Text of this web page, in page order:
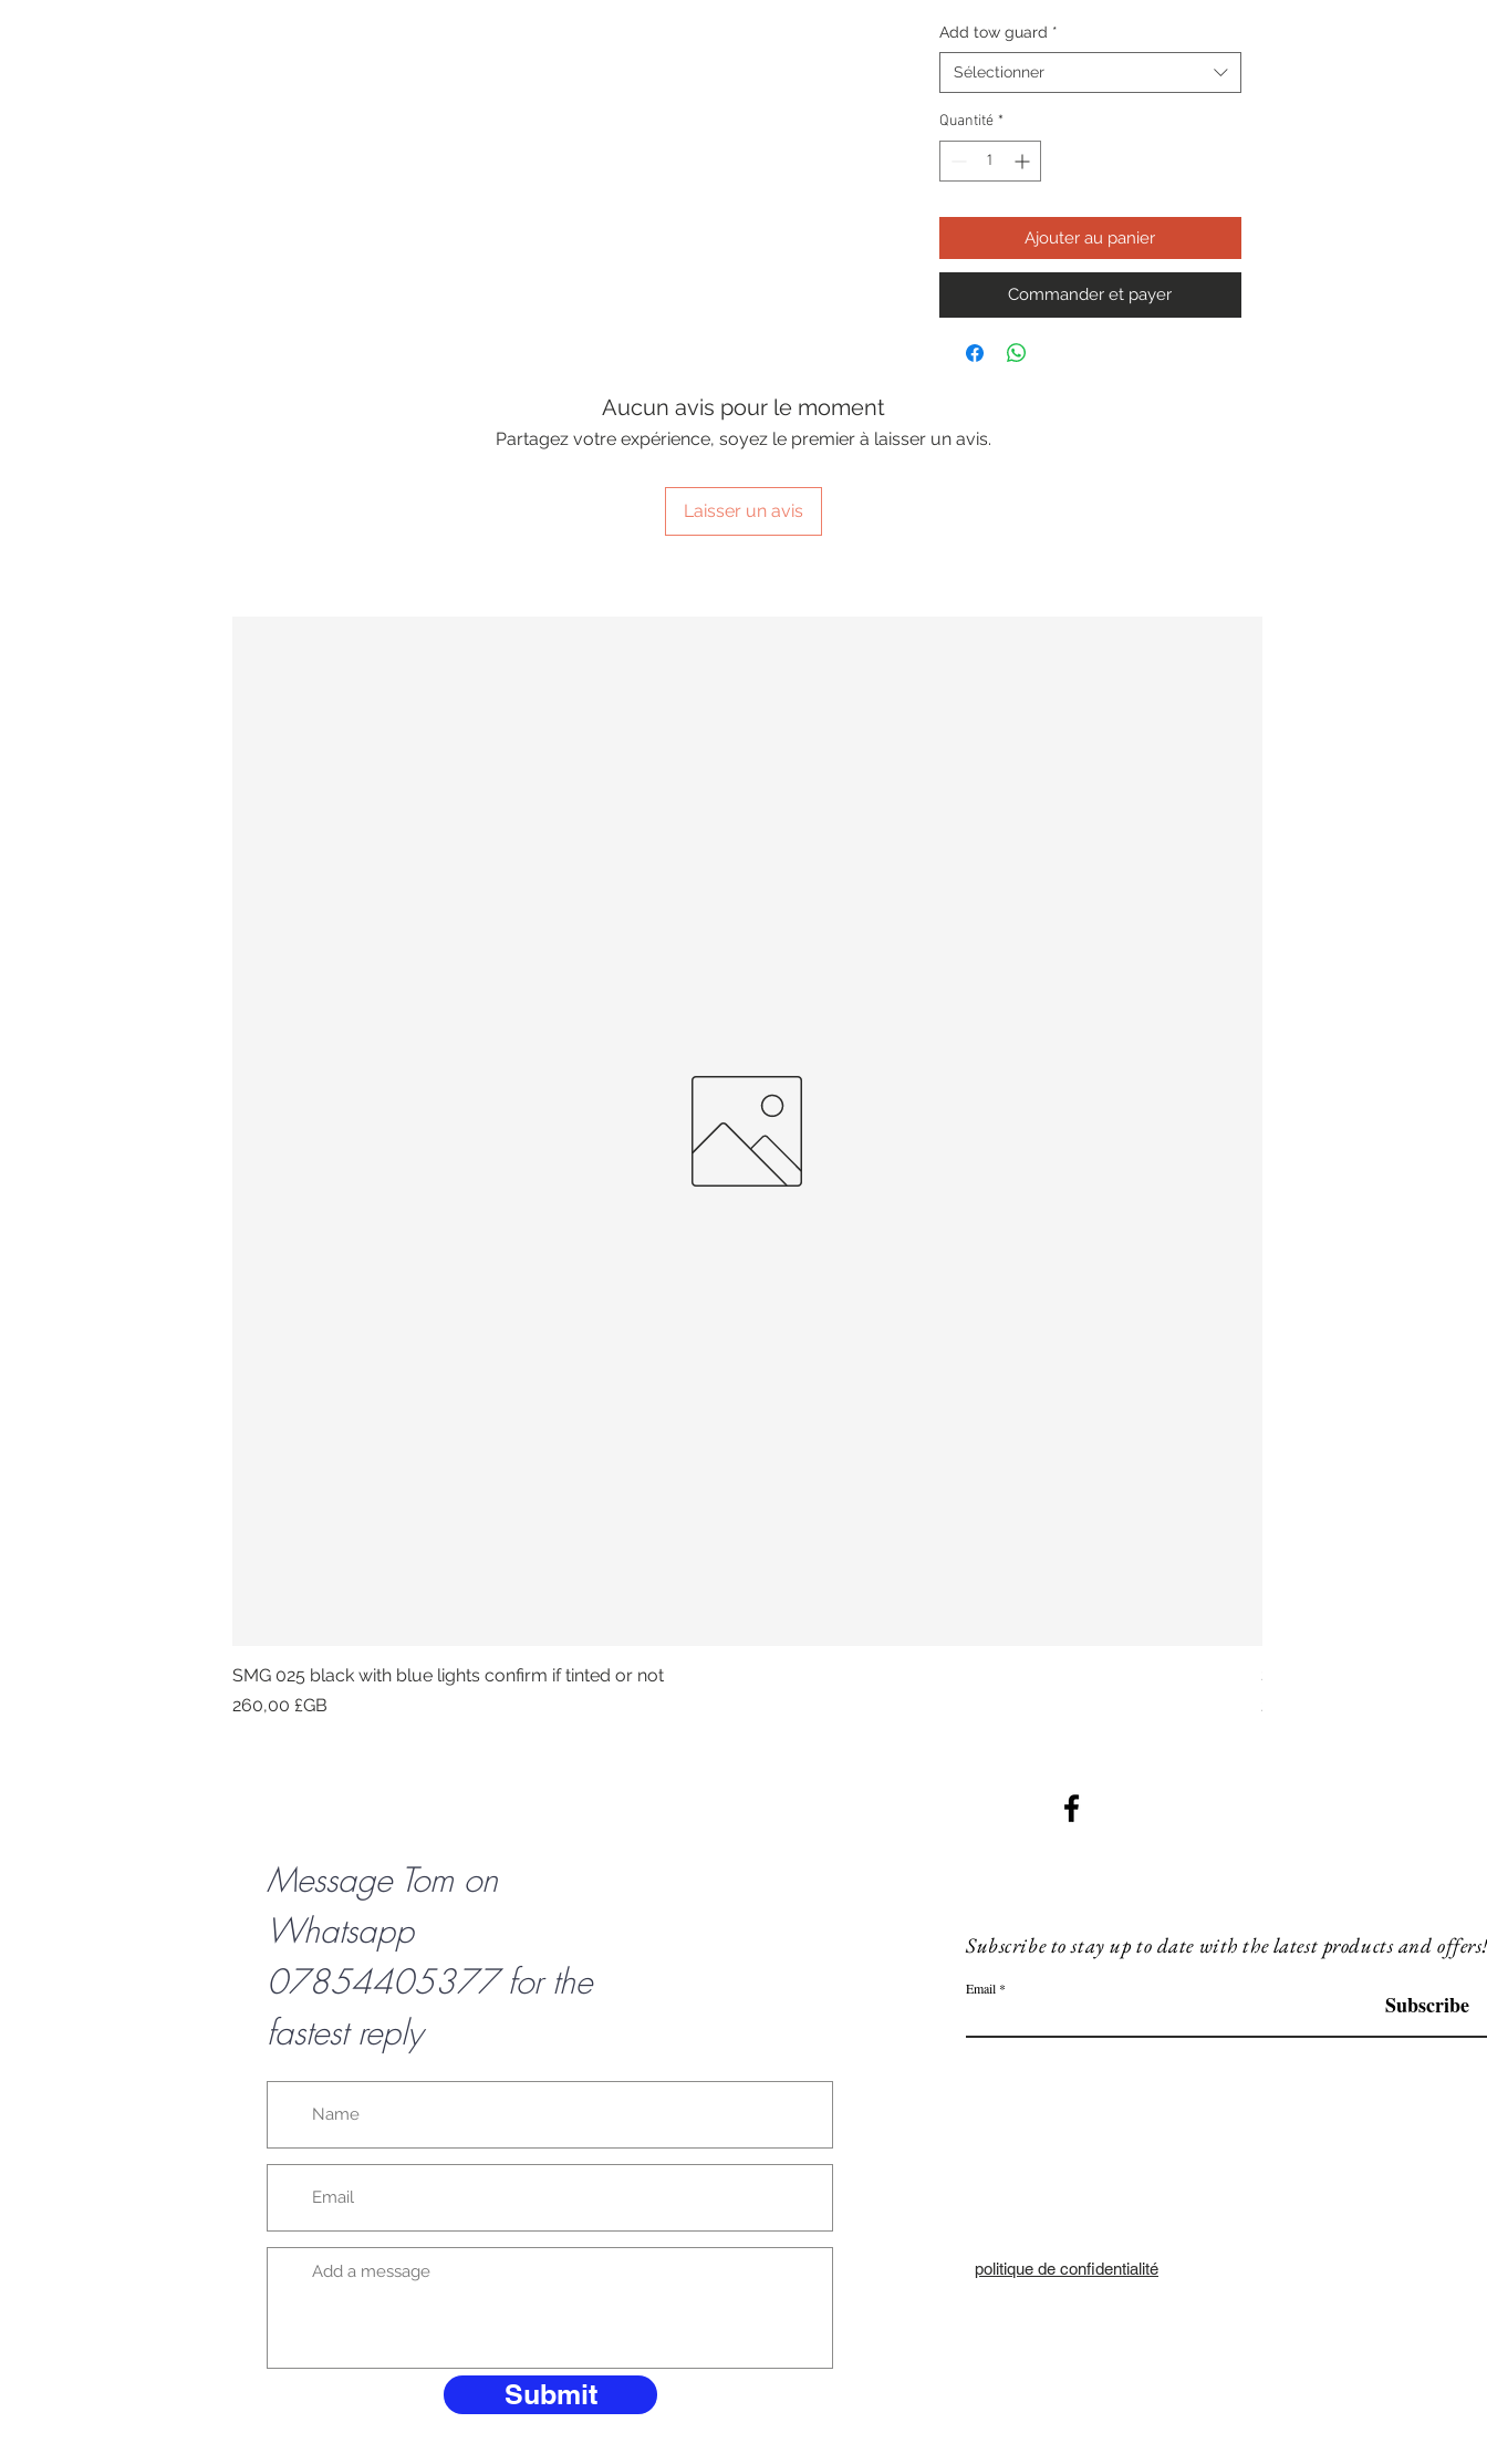
Add tow guard *
Sélectionner
Quantité *
Ajouter au panier
Commander et payer
Aucun avis pour le moment
Partagez votre expérience, soyez le premier à laisser un avis.
Laisser un avis
SMG 025 black with blue lights confirm if tinted or not
Prix
260,00 £GB
SMG 042 black with
260,00 £GB
Message Tom on
Whatsapp
07854405377 for the
fastest reply
Submit
Subscribe to stay up to date with the latest products and
Email
Subscribe
politique de confidentialité